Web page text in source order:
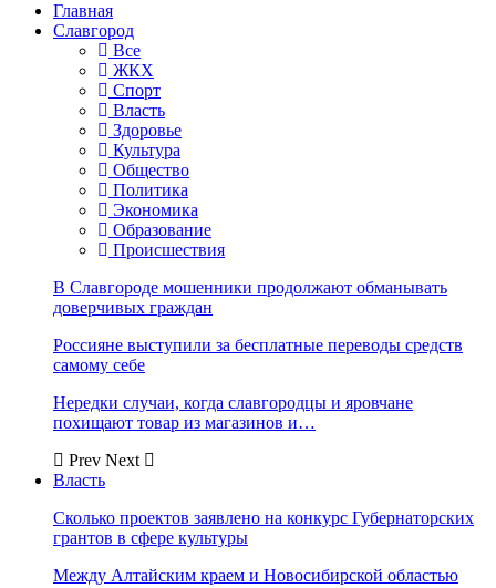
Главная
Славгород
Все
ЖКХ
Спорт
Власть
Здоровье
Культура
Общество
Политика
Экономика
Образование
Происшествия
В Славгороде мошенники продолжают обманывать
доверчивых граждан
Россияне выступили за бесплатные переводы средств
самому себе
Нередки случаи, когда славгородцы и яровчане
похищают товар из магазинов и…
Prev Next
Власть
Сколько проектов заявлено на конкурс Губернаторских
грантов в сфере культуры
Между Алтайским краем и Новосибирской областью